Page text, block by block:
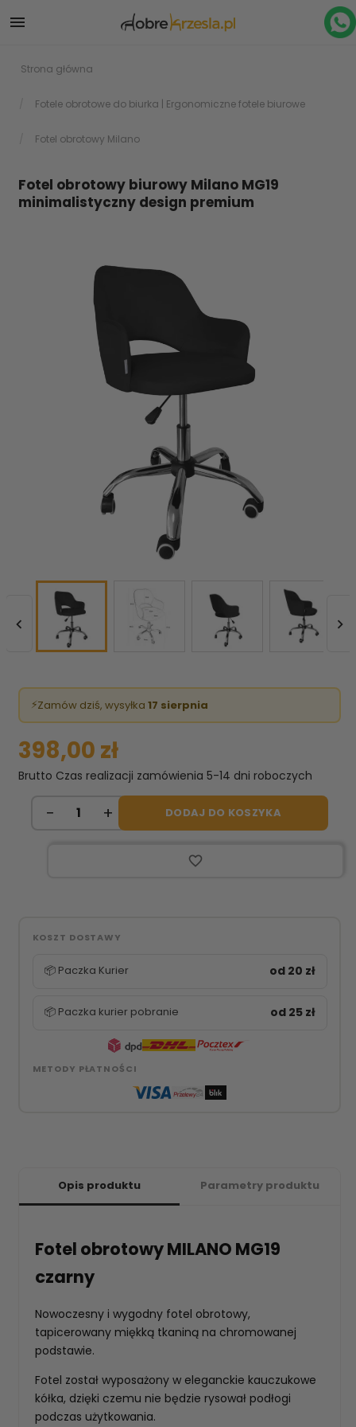

Strona główna
Fotele obrotowe do biurka | Ergonomiczne fotele biurowe
Fotel obrotowy Milano
Fotel obrotowy biurowy Milano MG19
minimalistyczny design premium
 
⚡Zamów dziś, wysyłka 17 sierpnia
398,00 zł
Brutto Czas realizacji zamówienia 5-14 dni roboczych
DODAJ DO KOSZYKA
favorite_border
KOSZT DOSTAWY
📦 Paczka Kurier od 20 zł
📦 Paczka kurier pobranie od 25 zł
METODY PŁATNOŚCI
Opis produktu Parametry produktu
Fotel obrotowy MILANO MG19
czarny
Nowoczesny i wygodny fotel obrotowy,
tapicerowany miękką tkaniną na chromowanej
podstawie.
Fotel został wyposażony w eleganckie kauczukowe
kółka, dzięki czemu nie będzie rysował podłogi
podczas użytkowania.